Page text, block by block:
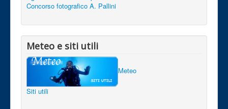
Concorso fotografico A. Pallini
Meteo e siti utili
Meteo
Siti utili